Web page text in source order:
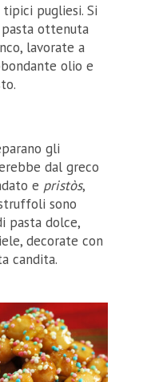
pugliesi. Si
ottenuta
lavorate a
olio e
gli
dal greco
e pristòs,
sono
pasta dolce,
decorate con
candita.